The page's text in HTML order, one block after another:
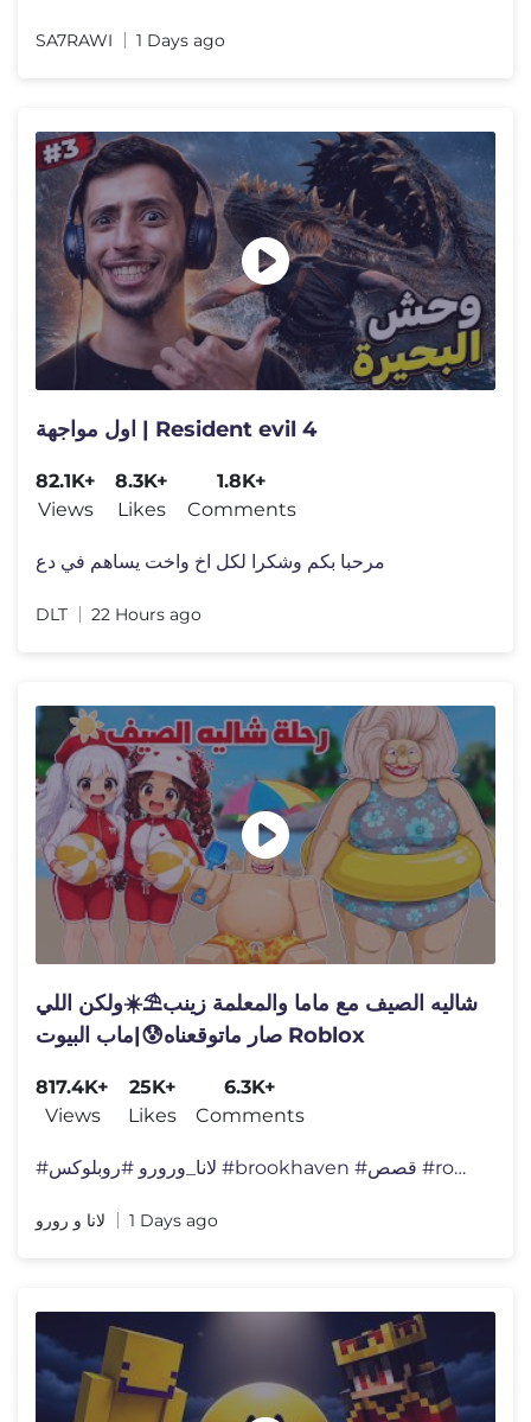
SA7RAWI 1 Days ago
اول مواجهة | Resident evil 4
82.1K+
Views
8.3K+
Likes
1.8K+
Comments
مرحبا بكم وشكرا لكل اخ واخت يساهم في دع
DLT 22 Hours ago
شاليه الصيف مع ماما والمعلمة زينب⛱️☀️ولكن اللي
صار ماتوقعناه😰|ماب البيوت Roblox
817.4K+
Views
25K+
Likes
6.3K+
Comments
#لانا_ورورو #روبلوكس #brookhaven #قصص #roblox
لانا و رورو 1 Days ago